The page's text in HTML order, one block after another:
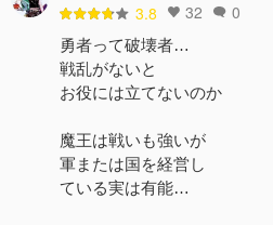
3.8 32 0
勇者って破壊者…
戦乱がないと
お役には立てないのか
魔王は戦いも強いが
軍または国を経営し
ている実は有能…